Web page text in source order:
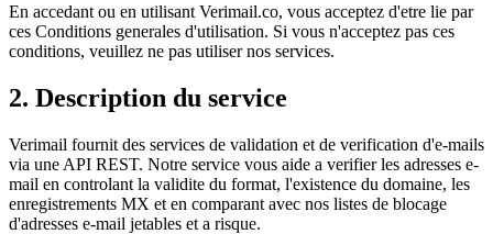
En accedant ou en utilisant Verimail.co, vous acceptez d'etre lie par
ces Conditions generales d'utilisation. Si vous n'acceptez pas ces
conditions, veuillez ne pas utiliser nos services.
2. Description du service
Verimail fournit des services de validation et de verification d'e-mails
via une API REST. Notre service vous aide a verifier les adresses e-
mail en controlant la validite du format, l'existence du domaine, les
enregistrements MX et en comparant avec nos listes de blocage
d'adresses e-mail jetables et a risque.